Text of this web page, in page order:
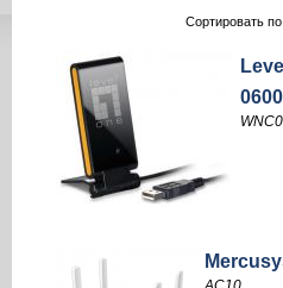
Сортировать